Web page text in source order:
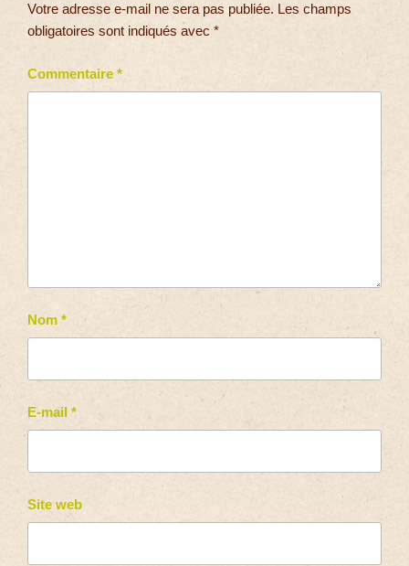
Votre adresse e-mail ne sera pas publiée. Les champs
obligatoires sont indiqués avec *
Commentaire *
Nom *
E-mail *
Site web